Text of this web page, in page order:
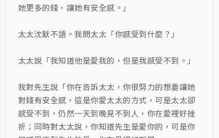
她更多的錢，讓她有安全感。」
太太沈默不語。我問太太「你感受到什麼？」
太太說「我知道他是愛我的，但是我感受不到。」
我對先生說「你在告訴太太，你很努力的想要讓她
對錢有安全感，這是你愛太太的方式，可是太太卻
感受不到，仍然一天到晚見不到人，你在愛裡好挫
折；同時對太太說，你知道先生是愛你的，可是你